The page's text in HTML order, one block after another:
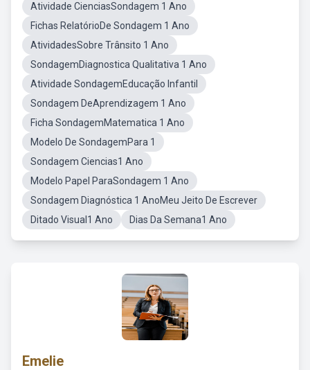
Atividade CienciasSondagem 1 Ano
Fichas RelatórioDe Sondagem 1 Ano
AtividadesSobre Trânsito 1 Ano
SondagemDiagnostica Qualitativa 1 Ano
Atividade SondagemEducação Infantil
Sondagem DeAprendizagem 1 Ano
Ficha SondagemMatematica 1 Ano
Modelo De SondagemPara 1
Sondagem Ciencias1 Ano
Modelo Papel ParaSondagem 1 Ano
Sondagem Diagnóstica 1 AnoMeu Jeito De Escrever
Ditado Visual1 Ano
Dias Da Semana1 Ano
Emelie